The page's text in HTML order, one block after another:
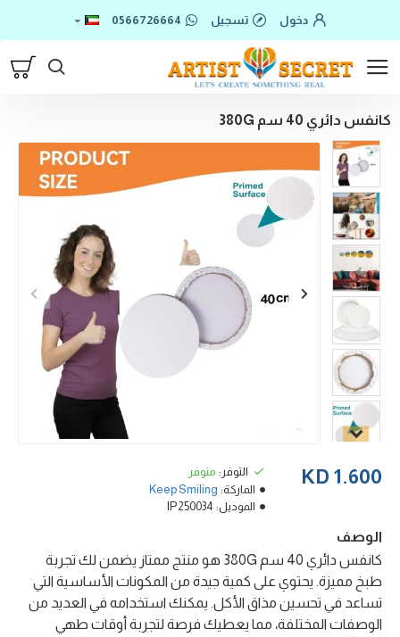
دخول تسجيل 0566726664
كانفس دائري 40 سم 380G
1.600 KD التوفر: متوفر
الماركة: Keep Smiling
الموديل: IP250034
الوصف
كانفس دائري 40 سم 380G هو منتج ممتاز يضمن لك تجربة
طبخ مميزة. يحتوي على كمية جيدة من المكونات الأساسية التي
تساعد في تحسين مذاق الأكل. يمكنك استخدامه في العديد من
الوصفات المختلفة، مما يعطيك فرصة لتجربة أوقات طهي